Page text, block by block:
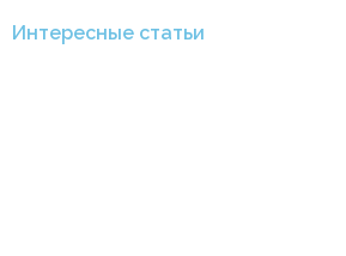
Интересные статьи